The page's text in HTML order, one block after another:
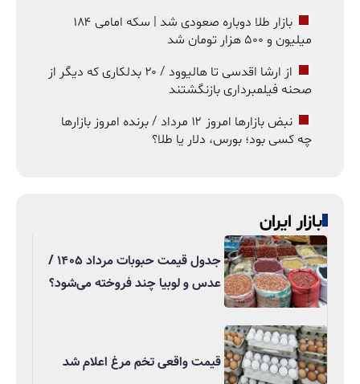
بازار طلا دوباره صعودی شد | سکه امامی ۱۸۴
میلیون و ۵۰۰ هزار تومان شد
از ارشا اقدسی تا هالیوود / ۲۰ بدلکاری که دیگر از
صحنه فیلمبرداری بازنگشتند
نبض بازارها امروز ۱۲ مرداد / برنده امروز بازارها
چه کسی بود؛ بورس، دلار یا طلا؟
بازار ایران
جدول قیمت حبوبات مرداد ۱۴۰۵ /
عدس و لوبیا چند فروخته می‌شود؟
قیمت واقعی تخم مرغ اعلام شد